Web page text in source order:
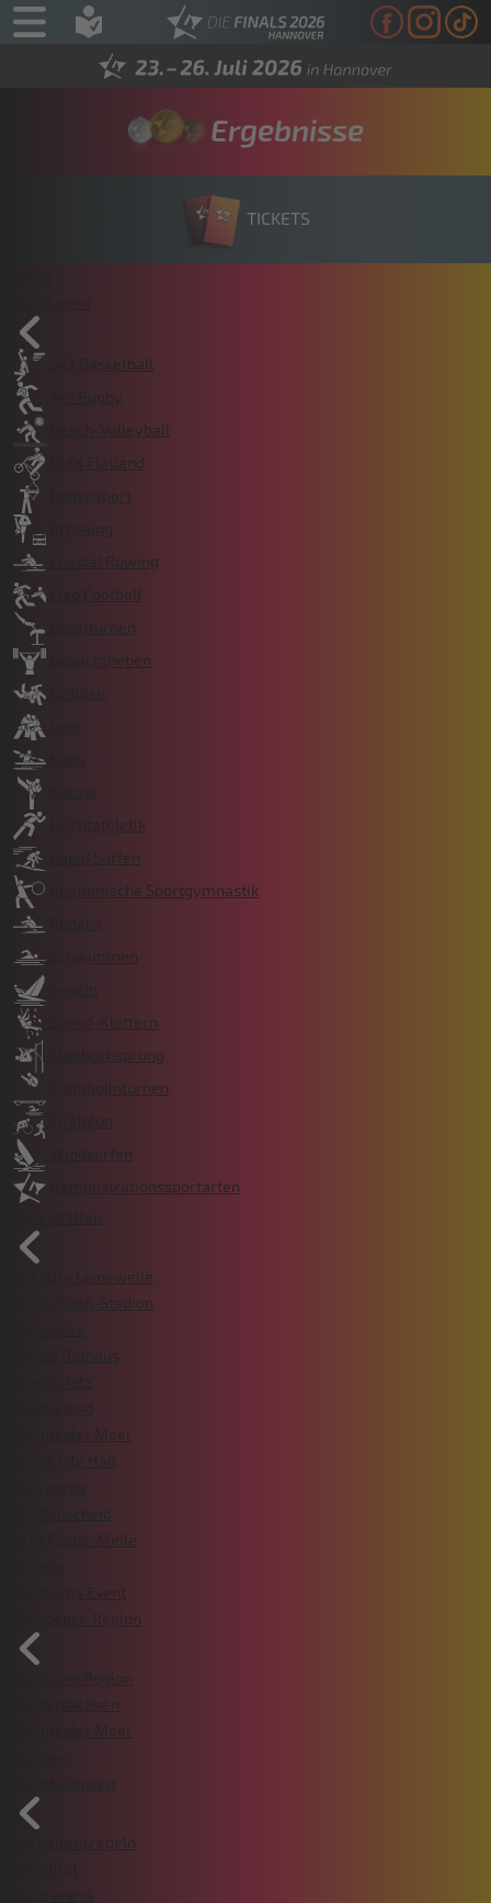
Ergebnisse
TICKETS
3x3 Basketball
7er-Rugby
Beach-Volleyball
BMX Flatland
Bogensport
Breaking
Coastal Rowing
Flag Football
Gerätturnen
Gewichtheben
Ju-Jutsu
Leichtathletik
Rapid Surfen
Rhythmische Sportgymnastik
Rudern
Schwimmen
Segeln
Speed-Klettern
Stabhochsprung
Trampolinturnen
Triathlon
Windsurfen
Demonstrationssportarten
Sportstätten
enercity Leinewelle
Erika-Fisch-Stadion
Neues Rathaus
Steinhuder Meer
Swiss Life Hall
Wattenscheid
VGH Finals-Meile
Rund ums Event
Gastgeber-Region
Stadt und Region
Niedersachsen
Steinhuder Meer
Nachhaltigkeit
Verhaltensregeln